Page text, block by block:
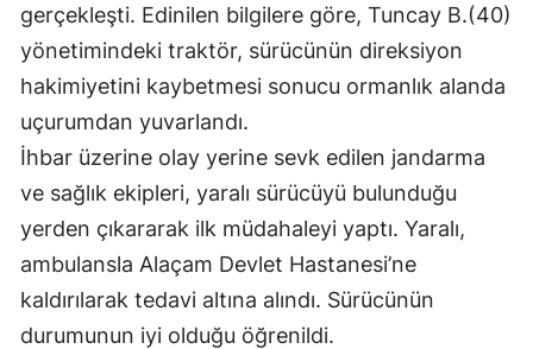
gerçekleşti. Edinilen bilgilere göre, Tuncay B.(40)
yönetimindeki traktör, sürücünün direksiyon
hakimiyetini kaybetmesi sonucu ormanlık alanda
uçurumdan yuvarlandı.
İhbar üzerine olay yerine sevk edilen jandarma
ve sağlık ekipleri, yaralı sürücüyü bulunduğu
yerden çıkararak ilk müdahaleyi yaptı. Yaralı,
ambulansla Alaçam Devlet Hastanesi’ne
kaldırılarak tedavi altına alındı. Sürücünün
durumunun iyi olduğu öğrenildi.